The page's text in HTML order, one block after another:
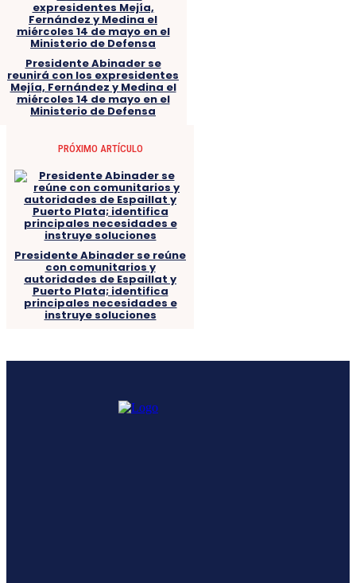
Presidente Abinader se
reunirá con los expresidentes
Mejía, Fernández y Medina el
miércoles 14 de mayo en el
Ministerio de Defensa
PRÓXIMO ARTÍCULO
Presidente Abinader se reúne
con comunitarios y
autoridades de Espaillat y
Puerto Plata; identifica
principales necesidades e
instruye soluciones